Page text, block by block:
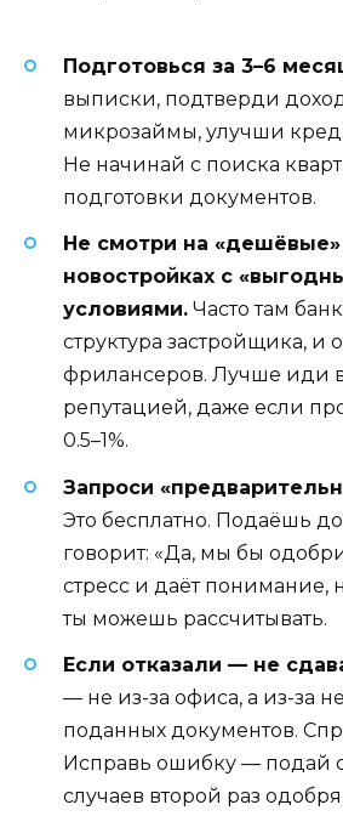
Подготовься за 3–6
выписки, подтверди
микрозаймы, улучши
Не начинай с поиска
подготовки документов.
Не смотри на
новостройках с
условиями. Часто там
структура застройщика,
фрилансеров. Лучше иди
репутацией, даже если
0.5–1%.
Запроси
Это бесплатно. Подаёшь
говорит: «Да, мы бы
стресс и даёт понимание,
ты можешь рассчитывать.
Если отказали — не
— не из-за офиса, а из-за
поданных документов.
Исправь ошибку — подай
случаев второй раз